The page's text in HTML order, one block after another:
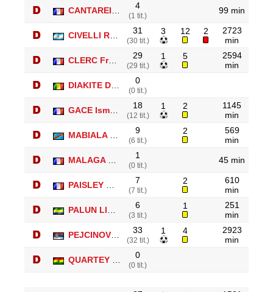
CANTAREIL Alain 4
(1 tit.)
99 min
CIVELLI Renato 31
(30 tit.)
3 12 2
2723
min
CLERC Francois 29
(29 tit.)
1 5
2594
min
DIAKITE Drissa 0
(0 tit.)
GACE Ismael 18
(12 tit.)
1 2
1145
min
MABIALA Larrys 9
(6 tit.)
2
569
min
MALAGA Kevin 1
(0 tit.)
45 min
PAISLEY Gregory 7
(7 tit.)
2
610
min
PALUN Lloyd 6
(3 tit.)
1
251
min
PEJCINOVIC Nemanja 33
(32 tit.)
1 4
2923
min
QUARTEY Jonathan 0
(0 tit.)